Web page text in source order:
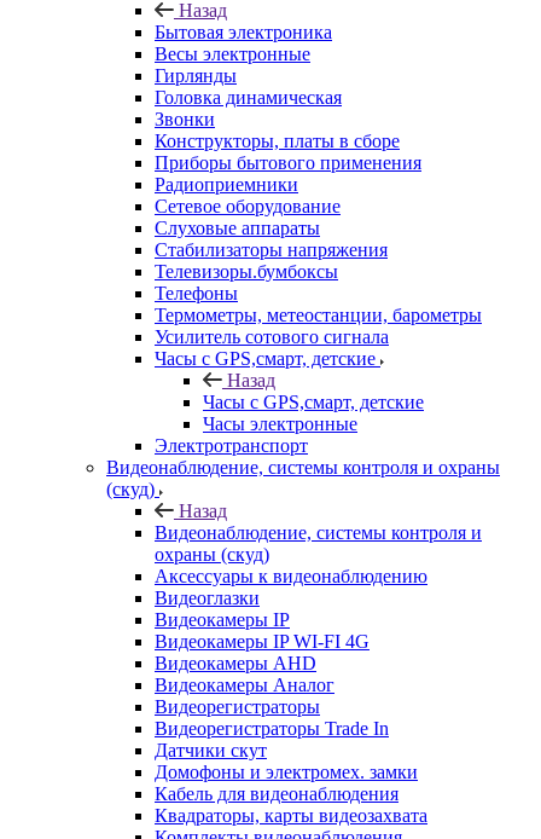
Назад
Бытовая электроника
Весы электронные
Гирлянды
Головка динамическая
Звонки
Конструкторы, платы в сборе
Приборы бытового применения
Радиоприемники
Сетевое оборудование
Слуховые аппараты
Стабилизаторы напряжения
Телевизоры.бумбоксы
Телефоны
Термометры, метеостанции, барометры
Усилитель сотового сигнала
Часы с GPS,смарт, детские
Назад
Часы с GPS,смарт, детские
Часы электронные
Электротранспорт
Видеонаблюдение, системы контроля и охраны
(скуд)
Назад
Видеонаблюдение, системы контроля и
охраны (скуд)
Аксессуары к видеонаблюдению
Видеоглазки
Видеокамеры IP
Видеокамеры IP WI-FI 4G
Видеокамеры AHD
Видеокамеры Аналог
Видеорегистраторы
Видеорегистраторы Trade In
Датчики скут
Домофоны и электромех. замки
Кабель для видеонаблюдения
Квадраторы, карты видеозахвата